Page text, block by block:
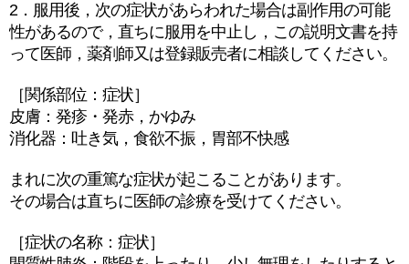
2．服用後，次の症状があらわれた場合は副作用の可能
性があるので，直ちに服用を中止し，この説明文書を持
って医師，薬剤師又は登録販売者に相談してください。
［関係部位：症状］
皮膚：発疹・発赤，かゆみ
消化器：吐き気，食欲不振，胃部不快感
まれに次の重篤な症状が起こることがあります。
その場合は直ちに医師の診療を受けてください。
［症状の名称：症状］